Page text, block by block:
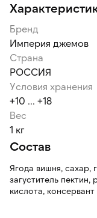
Бренд
Империя джемов
Страна
РОССИЯ
Условия хранения
+10 ... +18
Вес
1 кг
Состав
Ягода вишня, сахар,
загуститель
кислота,